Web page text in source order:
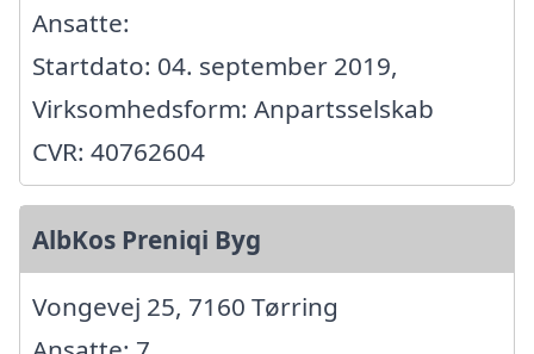
Ansatte:
Startdato: 04. september 2019,
Virksomhedsform: Anpartsselskab
CVR: 40762604
AlbKos Preniqi Byg
Vongevej 25, 7160 Tørring